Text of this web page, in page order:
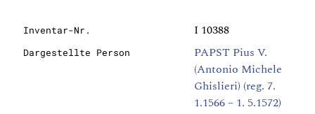
Inventar-Nr. I 10388
Dargestellte Person
PAPST Pius V.
(Antonio Michele
Ghislieri) (reg. 7.
1.1566 – 1. 5.1572)